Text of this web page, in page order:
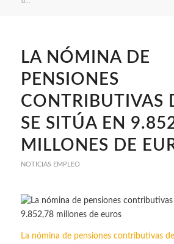
LA NÓMINA DE
PENSIONES
CONTRIBUTIVAS
SE SITÚA EN
MILLONES DE
NOTICIAS EMPLEO
La nómina de pensiones contributivas